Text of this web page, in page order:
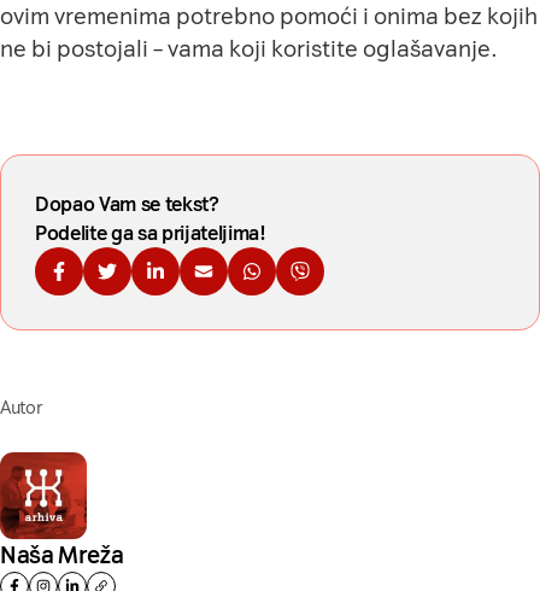
ovim vremenima potrebno pomoći i onima bez kojih
ne bi postojali – vama koji koristite oglašavanje.
Dopao Vam se tekst?
Podelite ga sa prijateljima!
Podelite na Fejsbuku
Podelite na Tviteru
Podelite na Linkdinu
Podelite na imejl
Podelite na WhatsApp
Podelite na Viberu
Autor
Naša Mreža